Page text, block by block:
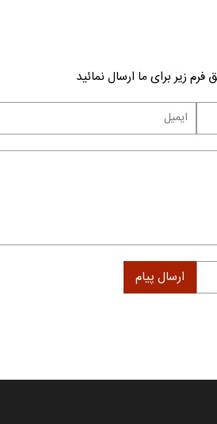
فرم زیر برای ما ارسال نمائید